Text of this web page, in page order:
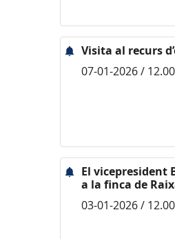
Visita al recurs
07-01-2026 /
El vicepresident
a la finca de
03-01-2026 /